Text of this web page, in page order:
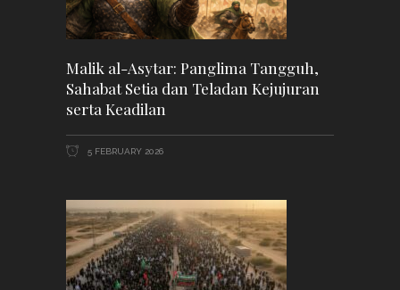
Malik al-Asytar: Panglima Tangguh,
Sahabat Setia dan Teladan Kejujuran
serta Keadilan
5 FEBRUARY 2026